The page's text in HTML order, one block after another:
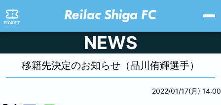
TICKET
NEWS
移籍先決定のお知らせ（品川侑輝選手）
2022/01/17(月) 14:00